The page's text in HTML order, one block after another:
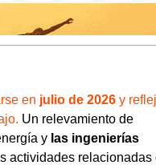
en julio de 2026 y
Un relevamiento de
y las ingenierías
actividades relacionadas